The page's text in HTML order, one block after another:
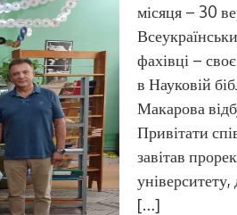
місяця – 30
фахівці –
в Науковій
Макарова
Привітати
завітав
[…]